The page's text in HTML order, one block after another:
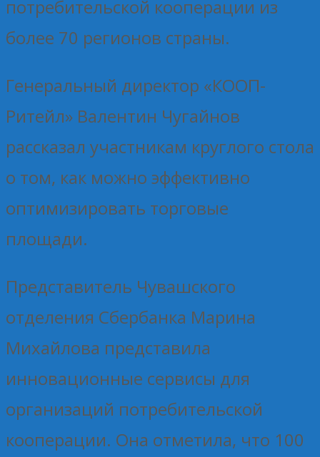
потребительской кооперации из
более 70 регионов страны.
Генеральный директор «КООП-
Ритейл» Валентин Чугайнов
рассказал участникам круглого стола
о том, как можно эффективно
оптимизировать торговые
площади.
Представитель Чувашского
отделения Сбербанка Марина
Михайлова представила
инновационные сервисы для
организаций потребительской
кооперации. Она отметила, что 100